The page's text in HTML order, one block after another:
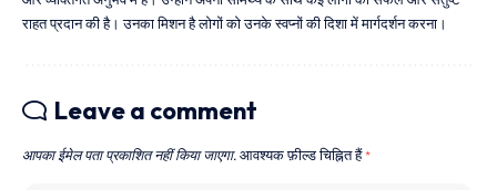
राहत प्रदान की है। उनका मिशन है लोगों को उनके स्वप्नों की दिशा में मार्गदर्शन करना।
Leave a comment
आपका ईमेल पता प्रकाशित नहीं किया जाएगा. आवश्यक फ़ील्ड चिह्नित हैं *